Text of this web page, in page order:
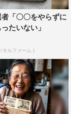
一斉発売
日）23：00
「〇〇をやらずに
たいない」
タルファーム )